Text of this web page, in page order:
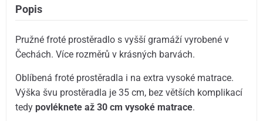
Popis
Pružné froté prostěradlo s vyšší gramáží vyrobené v
Čechách. Více rozměrů v krásných barvách.
Oblíbená froté prostěradla i na extra vysoké matrace.
Výška švu prostěradla je 35 cm, bez větších komplikací
tedypovléknete až 30 cm vysoké matrace.